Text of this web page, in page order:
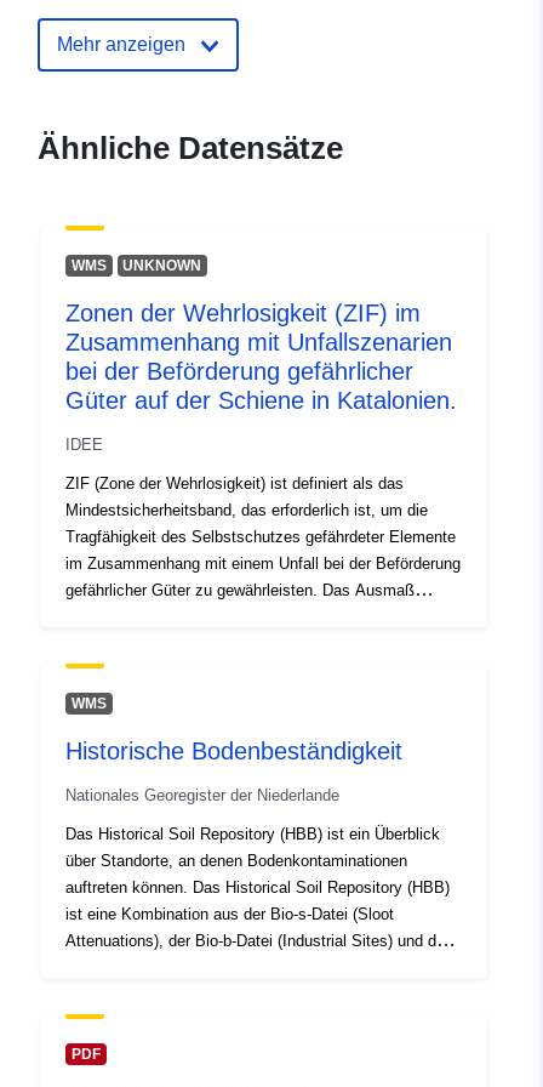
mailto:indicators@plan.be
Verzeichnis der
Kataloge:
29 July 2026
Gebiet: Koordinaten: [ [ 2.54, 51.51 ],
[ 6.41, 51.51 ], [ 6.41, 49.49 ],
Typ:
Identifikatoren:
Mehr anzeigen
Ähnliche Datensätze
WMS UNKNOWN
Zonen der Wehrlosigkeit (ZIF) im
Zusammenhang mit Unfallszenarien
bei der Beförderung gefährlicher
Güter auf der Schiene in Katalonien.
IDEE
ZIF (Zone der Wehrlosigkeit) ist definiert als das
Mindestsicherheitsband, das erforderlich ist, um die
Tragfähigkeit des Selbstschutzes gefährdeter Elemente
im Zusammenhang mit einem Unfall bei der Beförderung
gefährlicher Güter zu gewährleisten. Das Ausmaß
vorhersehbarer Unfälle ab. Die Entfernungen der FIZs für
die Szenarien der starken toxischen Wolke, der
Explosion, der brennbaren Wolke und des Pfützenfeuers
Erstellung der Berichte über die Mindestbedingungen
festgelegt, die den neuen Stadtentwicklungen
entsprechen müssen, die in den identifizierten Bereichen
des chemischen Risikos für die Beförderung gefährlicher
Güter auf Straße und Schiene (ITMMPP) angesiedelt
sein müssen".
WMS
Historische Bodenbeständigkeit
Nationales Georegister der Niederlande
Das Historical Soil Repository (HBB) ist ein Überblick
über Standorte, an denen Bodenkontaminationen
auftreten können. Das Historical Soil Repository (HBB)
ist eine Kombination aus der Bio-s-Datei (Sloot
Attenuations), der Bio-b-Datei (Industrial Sites) und der
Bodenkontamination auftreten kann. Globis-Daten
werden mit HBB-Punkten im Arbeitsgebiet der Provinz
PDF